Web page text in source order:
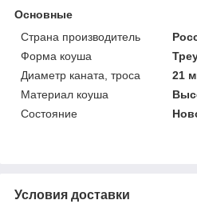
Основные
Страна производитель
Форма коуша
Диаметр каната, троса
21
Материал коуша
Состояние
Условия доставки